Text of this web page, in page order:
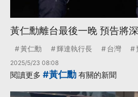
黃仁勳離台最後一晚 預告將
黃仁勳 輝達執行長 台灣
2025/5/23 08:08
閱讀更多 #黃仁勳 有關的新聞